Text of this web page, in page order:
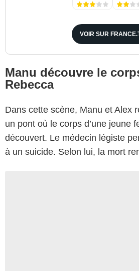
VOIR SUR
Manu découvre le
Rebecca
Dans cette scène, Manu et Alex
un pont où le corps d’une jeune
découvert. Le médecin légiste
à un suicide. Selon lui, la mort